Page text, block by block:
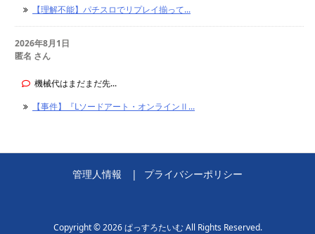
【理解不能】パチスロでリプレイ揃って...
2026年8月1日
匿名 さん
機械代はまだまだ先...
【事件】『Lソードアート・オンラインⅡ...
管理人情報 プライバシーポリシー
Copyright ©2026 ぱっすろたいむAll Rights Reserved.